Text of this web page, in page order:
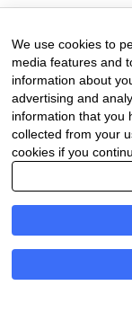
We use cookies to
media features and
information about
advertising and
information that you
collected from your
cookies if you